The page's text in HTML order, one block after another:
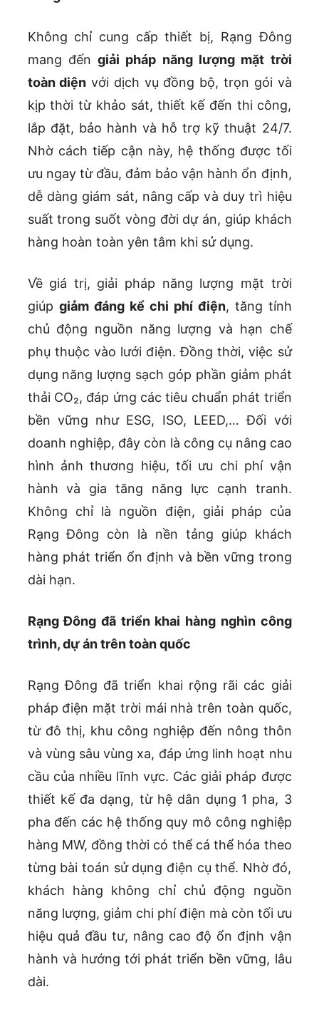
Không chỉ cung cấp thiết bị, Rạng Đông
mang đếngiải pháp năng lượng mặt trời
toàn diện với dịch vụ đồng bộ, trọn gói và
kịp thời từ khảo sát, thiết kế đến thi công,
lắp đặt, bảo hành và hỗ trợ kỹ thuật 24/7.
Nhờ cách tiếp cận này, hệ thống được tối
ưu ngay từ đầu, đảm bảo vận hành ổn định,
dễ dàng giám sát, nâng cấp và duy trì hiệu
suất trong suốt vòng đời dự án, giúp khách
hàng hoàn toàn yên tâm khi sử dụng.
Về giá trị, giải pháp năng lượng mặt trời
giúp giảm đáng kể chi phí điện, tăng tính
chủ động nguồn năng lượng và hạn chế
phụ thuộc vào lưới điện. Đồng thời, việc sử
dụng năng lượng sạch góp phần giảm phát
thải CO₂, đáp ứng các tiêu chuẩn phát triển
bền vững như ESG, ISO, LEED,… Đối với
doanh nghiệp, đây còn là công cụ nâng cao
hình ảnh thương hiệu, tối ưu chi phí vận
hành và gia tăng năng lực cạnh tranh.
Không chỉ là nguồn điện, giải pháp của
Rạng Đông còn là nền tảng giúp khách
hàng phát triển ổn định và bền vững trong
dài hạn.
Rạng Đông đã triển khai hàng nghìn công
trình, dự án trên toàn quốc
Rạng Đông đã triển khai rộng rãi các giải
pháp điện mặt trời mái nhà trên toàn quốc,
từ đô thị, khu công nghiệp đến nông thôn
và vùng sâu vùng xa, đáp ứng linh hoạt nhu
cầu của nhiều lĩnh vực. Các giải pháp được
thiết kế đa dạng, từ hệ dân dụng 1 pha, 3
pha đến các hệ thống quy mô công nghiệp
hàng MW, đồng thời có thể cá thể hóa theo
từng bài toán sử dụng điện cụ thể. Nhờ đó,
khách hàng không chỉ chủ động nguồn
năng lượng, giảm chi phí điện mà còn tối ưu
hiệu quả đầu tư, nâng cao độ ổn định vận
hành và hướng tới phát triển bền vững, lâu
dài.